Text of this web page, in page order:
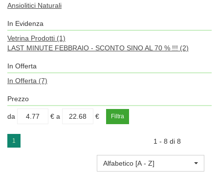
Ansiolitici Naturali
In Evidenza
Vetrina Prodotti (1)
LAST MINUTE FEBBRAIO - SCONTO SINO AL 70 % !!! (2)
In Offerta
In Offerta (7)
Prezzo
filtra
da €
filtra
a €
1 1 - 8 di 8
Alfabetico [A - Z]